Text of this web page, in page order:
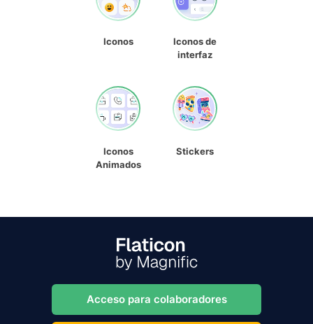
Iconos
Iconos de
interfaz
Iconos
Animados
Stickers
Acceso para colaboradores